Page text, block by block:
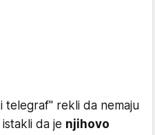
telegraf" rekli da nemaju
da je njihovo